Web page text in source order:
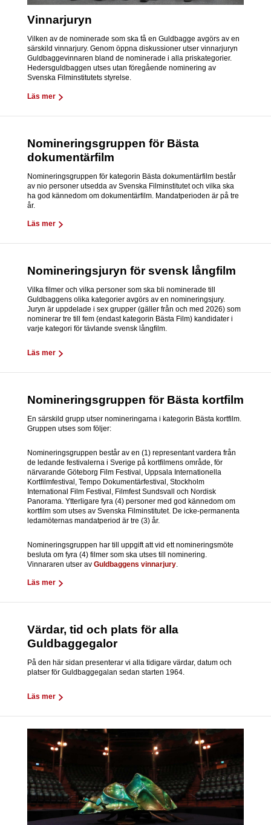
Vinnarjuryn
Vilken av de nominerade som ska få en Guldbagge avgörs av en
särskild vinnarjury. Genom öppna diskussioner utser vinnarjuryn
Guldbaggevinnaren bland de nominerade i alla priskategorier.
Hedersguldbaggen utses utan föregående nominering av
Svenska Filminstitutets styrelse.
Läs mer
Nomineringsgruppen för Bästa
dokumentärfilm
Nomineringsgruppen för kategorin Bästa dokumentärfilm består
av nio personer utsedda av Svenska Filminstitutet och vilka ska
ha god kännedom om dokumentärfilm. Mandatperioden är på tre
år.
Läs mer
Nomineringsjuryn för svensk långfilm
Vilka filmer och vilka personer som ska bli nominerade till
Guldbaggens olika kategorier avgörs av en nomineringsjury.
Juryn är uppdelade i sex grupper (gäller från och med 2026) som
nominerar tre till fem (endast kategorin Bästa Film) kandidater i
varje kategori för tävlande svensk långfilm.
Läs mer
Nomineringsgruppen för Bästa kortfilm
En särskild grupp utser nomineringarna i kategorin Bästa kortfilm.
Gruppen utses som följer:
Nomineringsgruppen består av en (1) representant vardera från
de ledande festivalerna i Sverige på kortfilmens område, för
närvarande Göteborg Film Festival, Uppsala Internationella
Kortfilmfestival, Tempo Dokumentärfestival, Stockholm
International Film Festival, Filmfest Sundsvall och Nordisk
Panorama. Ytterligare fyra (4) personer med god kännedom om
kortfilm som utses av Svenska Filminstitutet. De icke-permanenta
ledamöternas mandatperiod är tre (3) år.
Nomineringsgruppen har till uppgift att vid ett nomineringsmöte
besluta om fyra (4) filmer som ska utses till nominering.
Vinnararen utser av Guldbaggens vinnarjury.
Läs mer
Värdar, tid och plats för alla
Guldbaggegalor
På den här sidan presenterar vi alla tidigare värdar, datum och
platser för Guldbaggegalan sedan starten 1964.
Läs mer